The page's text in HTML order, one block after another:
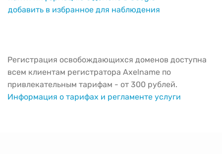
добавить в избранное для наблюдения
Регистрация освобождающихся доменов доступна
всем клиентам регистратора Axelname по
привлекательным тарифам - от 300 рублей.
Информация о тарифах и регламенте услуги